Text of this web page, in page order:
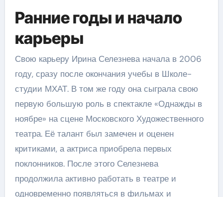
Ранние годы и начало
карьеры
Свою карьеру Ирина Селезнева начала в 2006
году, сразу после окончания учебы в Школе-
студии МХАТ. В том же году она сыграла свою
первую большую роль в спектакле «Однажды в
ноябре» на сцене Московского Художественного
театра. Её талант был замечен и оценен
критиками, а актриса приобрела первых
поклонников. После этого Селезнева
продолжила активно работать в театре и
одновременно появляться в фильмах и